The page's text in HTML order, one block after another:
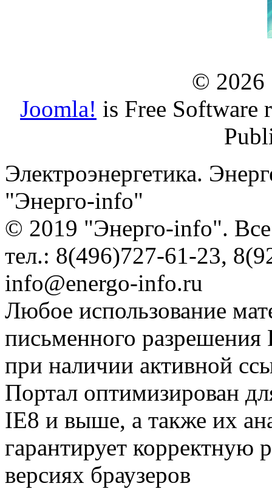
© 2026
Joomla! is Free Software
Электроэнергетика.
"Энерго-info"
© 2019 "Энерго-info".
тел.: 8(496)727-61-23,
info@energo-info.ru
Любое использование
письменного разрешения
при наличии активной
Портал оптимизирован
IE8 и выше, а также их
гарантирует корректную
версиях браузеров